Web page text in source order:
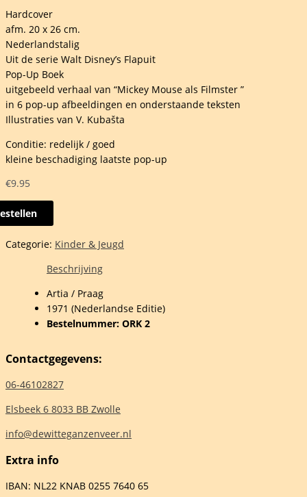
Hardcover
afm. 20 x 26 cm.
Nederlandstalig
Uit de serie Walt Disney’s Flapuit
Pop-Up Boek
uitgebeeld verhaal van “Mickey Mouse als Filmster ”
in 6 pop-up afbeeldingen en onderstaande teksten
Illustraties van V. Kubašta
Conditie: redelijk / goed
kleine beschadiging laatste pop-up
€9.95
Categorie: Kinder & Jeugd
Beschrijving
Artia / Praag
1971 (Nederlandse Editie)
Bestelnummer: ORK 2
Contactgegevens:
06-46102827
Elsbeek 6 8033 BB Zwolle
info@dewitteganzenveer.nl
Extra info
IBAN: NL22 KNAB 0255 7640 65